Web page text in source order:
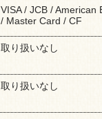
VISA / JCB / American
/ Master Card / CF
取り扱いなし
取り扱いなし